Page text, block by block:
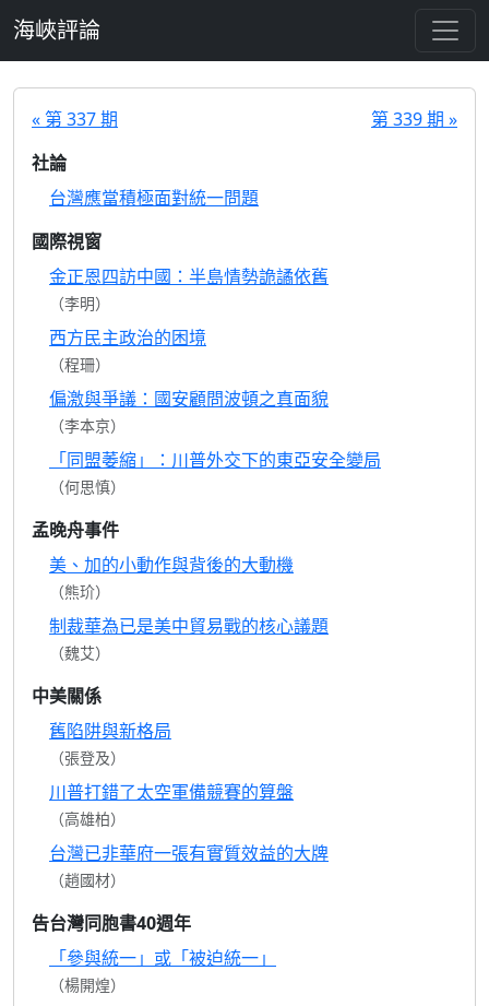
海峽評論
« 第 337 期
第 339 期 »
社論
台灣應當積極面對統一問題
國際視窗
金正恩四訪中國：半島情勢詭譎依舊
（李明）
西方民主政治的困境
（程珊）
偏激與爭議：國安顧問波頓之真面貌
（李本京）
「同盟萎縮」：川普外交下的東亞安全變局
（何思慎）
孟晚舟事件
美、加的小動作與背後的大動機
（熊玠）
制裁華為已是美中貿易戰的核心議題
（魏艾）
中美關係
舊陷阱與新格局
（張登及）
川普打錯了太空軍備競賽的算盤
（高雄柏）
台灣已非華府一張有實質效益的大牌
（趙國材）
告台灣同胞書40週年
「參與統一」或「被迫統一」
（楊開煌）